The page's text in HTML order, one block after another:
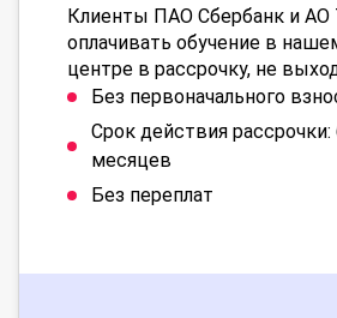
Клиенты ПАО Сбербанк и АО
оплачивать обучение в
центре в рассрочку, не
Без первоначального
Срок действия рассрочки:
месяцев
Без переплат